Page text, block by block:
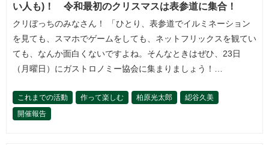
い人も)！ 令和最初のクリスマスは表参道に集合！
クリぼっちのみなさん！ 「ひとり、表参道でイルミネーション
を見ても、スマホでゲームをしても、ネットフリックスを観てい
ても、なんか面白くないですよね。そんなときはぜひ、23日
（月曜日）にガストロノミー協会に集まりましょう！…
これまでの活動 作って楽しむ 柏原光太郎
綛谷久美
開催報告